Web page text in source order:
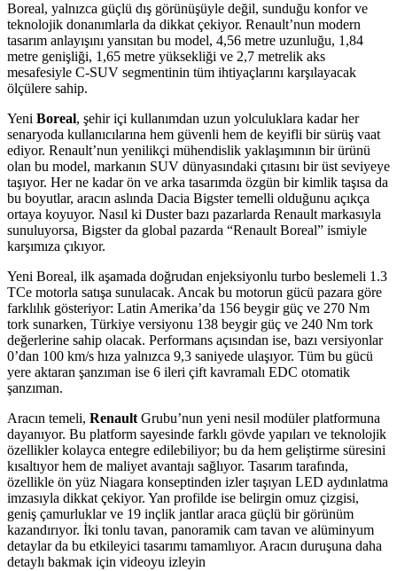
Boreal, yalnızca güçlü dış görünüşüyle değil, sunduğu konfor ve
teknolojik donanımlarla da dikkat çekiyor. Renault’nun modern
tasarım anlayışını yansıtan bu model, 4,56 metre uzunluğu, 1,84
metre genişliği, 1,65 metre yüksekliği ve 2,7 metrelik aks
mesafesiyle C-SUV segmentinin tüm ihtiyaçlarını karşılayacak
ölçülere sahip.
Yeni Boreal, şehir içi kullanımdan uzun yolculuklara kadar her
senaryoda kullanıcılarına hem güvenli hem de keyifli bir sürüş vaat
ediyor. Renault’nun yenilikçi mühendislik yaklaşımının bir ürünü
olan bu model, markanın SUV dünyasındaki çıtasını bir üst seviyeye
taşıyor. Her ne kadar ön ve arka tasarımda özgün bir kimlik taşısa da
bu boyutlar, aracın aslında Dacia Bigster temelli olduğunu açıkça
ortaya koyuyor. Nasıl ki Duster bazı pazarlarda Renault markasıyla
sunuluyorsa, Bigster da global pazarda “Renault Boreal” ismiyle
karşımıza çıkıyor.
Yeni Boreal, ilk aşamada doğrudan enjeksiyonlu turbo beslemeli 1.3
TCe motorla satışa sunulacak. Ancak bu motorun gücü pazara göre
farklılık gösteriyor: Latin Amerika’da 156 beygir güç ve 270 Nm
tork sunarken, Türkiye versiyonu 138 beygir güç ve 240 Nm tork
değerlerine sahip olacak. Performans açısından ise, bazı versiyonlar
0’dan 100 km/s hıza yalnızca 9,3 saniyede ulaşıyor. Tüm bu gücü
yere aktaran şanzıman ise 6 ileri çift kavramalı EDC otomatik
şanzıman.
Aracın temeli, RenaultGrubu’nun yeni nesil modüler platformuna
dayanıyor. Bu platform sayesinde farklı gövde yapıları ve teknolojik
özellikler kolayca entegre edilebiliyor; bu da hem geliştirme süresini
kısaltıyor hem de maliyet avantajı sağlıyor. Tasarım tarafında,
özellikle ön yüz Niagara konseptinden izler taşıyan LED aydınlatma
imzasıyla dikkat çekiyor. Yan profilde ise belirgin omuz çizgisi,
geniş çamurluklar ve 19 inçlik jantlar araca güçlü bir görünüm
kazandırıyor. İki tonlu tavan, panoramik cam tavan ve alüminyum
detaylar da bu etkileyici tasarımı tamamlıyor. Aracın duruşuna daha
detaylı bakmak için videoyu izleyin